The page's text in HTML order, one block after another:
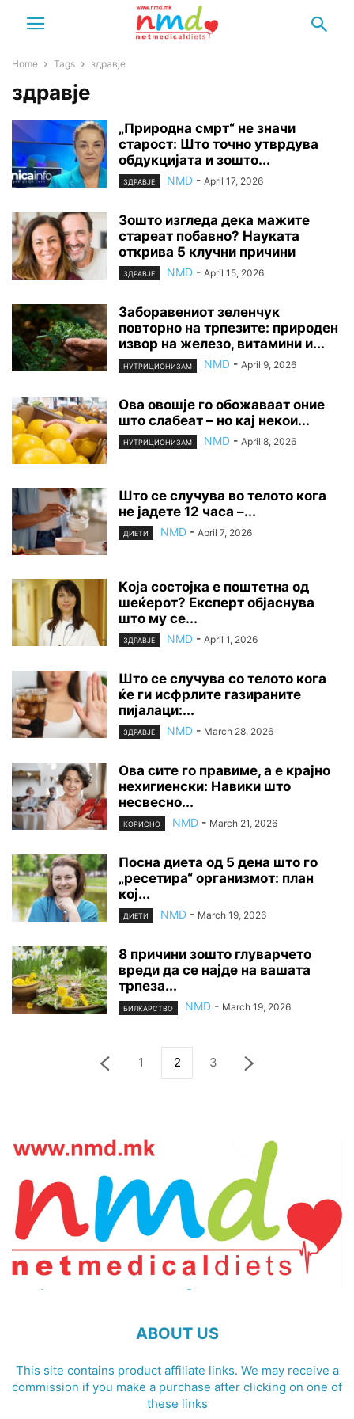
Home Tags здравје
здравје
„Природна смрт“ не значи
старост: Што точно утврдува
обдукцијата и зошто...
ЗДРАВЈЕ NMD - April 17, 2026
Зошто изгледа дека мажите
стареат побавно? Науката
открива 5 клучни причини
ЗДРАВЈЕ NMD - April 15, 2026
Заборавениот зеленчук
повторно на трпезите: природен
извор на железо, витамини и...
НУТРИЦИОНИЗАМ NMD - April 9, 2026
Ова овошје го обожаваат оние
што слабеат – но кај некои...
НУТРИЦИОНИЗАМ NMD - April 8, 2026
Што се случува во телото кога
не јадете 12 часа –...
ДИЕТИ NMD - April 7, 2026
Кoja состојка е поштетна од
шеќерот? Експерт објаснува
што му се...
ЗДРАВЈЕ NMD - April 1, 2026
Што се случува со телото кога
ќе ги исфрлите газираните
пијалаци:...
ЗДРАВЈЕ NMD - March 28, 2026
Ова сите го правиме, а е крајно
нехигиенски: Навики што
несвесно...
КОРИСНО NMD - March 21, 2026
Посна диета од 5 дена што го
„ресетира“ организмот: план
кој...
ДИЕТИ NMD - March 19, 2026
8 причини зошто глуварчето
вреди да се најде на вашата
трпеза...
БИЛКАРСТВО NMD - March 19, 2026
1 2 3
ABOUT US
This site contains product affiliate links. We may receive a
commission if you make a purchase after clicking on one of
these links